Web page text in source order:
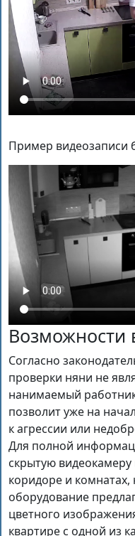
Пример видеозаписи
Возможности
Согласно
проверки няни не
нанимаемый
позволит уже на
к агрессии или
Для полной
скрытую
коридоре и
оборудование
цветного
квартире с одной из